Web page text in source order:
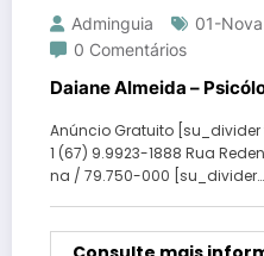
Adminguia 01-
0 Comentários
Daiane Almeida –
Anúncio Gratuito
1 (67) 9.9923-1888 Rua
na / 79.750-000 [su_divider…